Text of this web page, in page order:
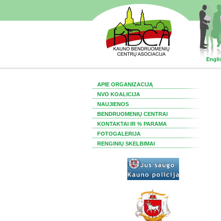
APIE ORGANIZACIJĄ
NVO KOALICIJA
NAUJIENOS
BENDRUOMENIŲ CENTRAI
KONTAKTAI IR % PARAMA
FOTOGALERIJA
RENGINIŲ SKELBIMAI